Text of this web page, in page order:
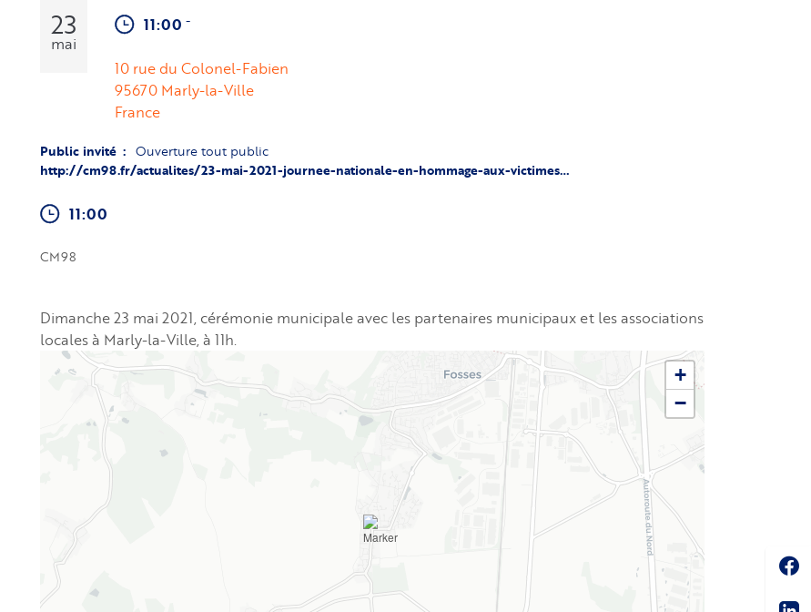
23
mai
11:00 -
10 rue du Colonel-Fabien
95670 Marly-la-Ville
France
Public invité Ouverture tout public
http://cm98.fr/actualites/23-mai-2021-journee-nationale-en-hommage-aux-victimes…
11:00
CM98
Dimanche 23 mai 2021, cérémonie municipale avec les partenaires municipaux et les associations
locales à Marly-la-Ville, à 11h.
+
−